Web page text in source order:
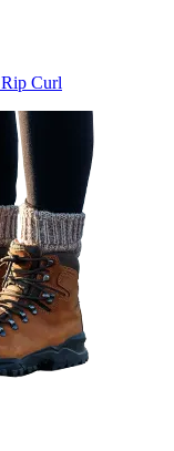
Rip Curl